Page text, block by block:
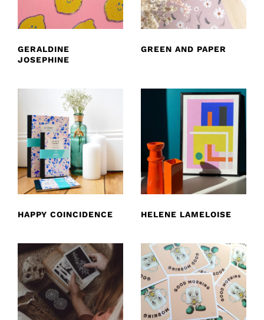
GERALDINE
JOSEPHINE
GREEN AND PAPER
HAPPY COINCIDENCE HELENE LAMELOISE